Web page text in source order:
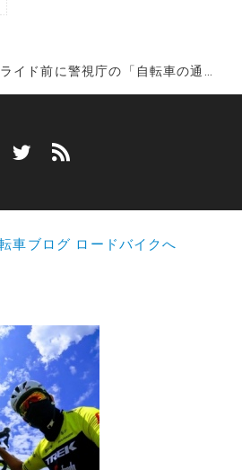
ライド前に警視庁の「自転車の通行方法等に関する○×クイズ」をどうぞ！